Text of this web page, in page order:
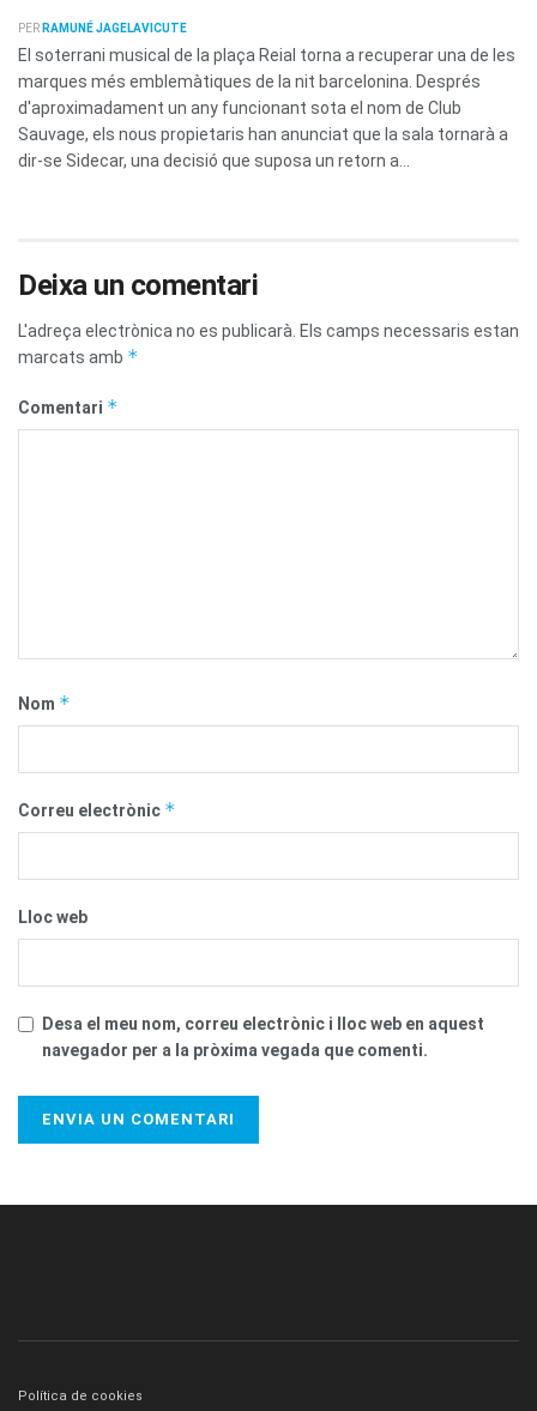
PER RAMUNÉ JAGELAVICUTE
El soterrani musical de la plaça Reial torna a recuperar una de les
marques més emblemàtiques de la nit barcelonina. Després
d'aproximadament un any funcionant sota el nom de Club
Sauvage, els nous propietaris han anunciat que la sala tornarà a
dir-se Sidecar, una decisió que suposa un retorn a...
Deixa un comentari
L'adreça electrònica no es publicarà. Els camps necessaris estan
marcats amb *
Comentari *
Nom *
Correu electrònic *
Lloc web
Desa el meu nom, correu electrònic i lloc web en aquest
navegador per a la pròxima vegada que comenti.
Política de cookies